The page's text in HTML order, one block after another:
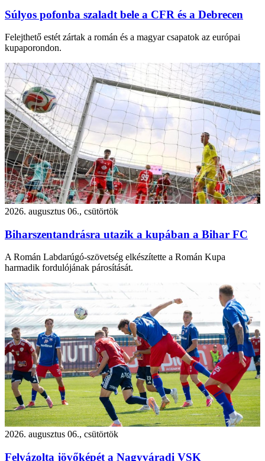
Súlyos pofonba szaladt bele a CFR és a Debrecen
Felejthető estét zártak a román és a magyar csapatok az európai
kupaporondon.
2026. augusztus 06., csütörtök
Biharszentandrásra utazik a kupában a Bihar FC
A Román Labdarúgó-szövetség elkészítette a Román Kupa
harmadik fordulójának párosítását.
2026. augusztus 06., csütörtök
Felvázolta jövőképét a Nagyváradi VSK